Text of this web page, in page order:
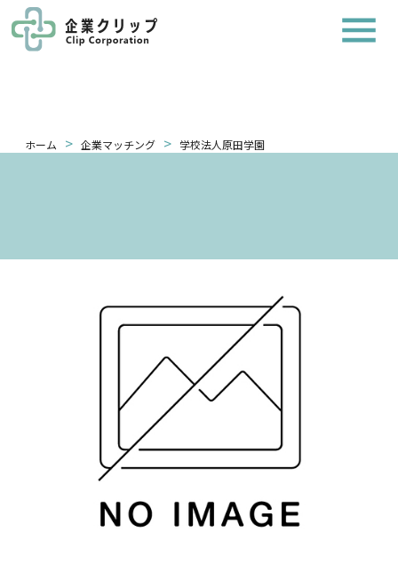
ホーム > 企業マッチング > 学校法人原田学園